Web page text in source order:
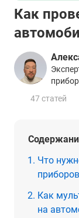
Как
47 статей
Что
Как
на